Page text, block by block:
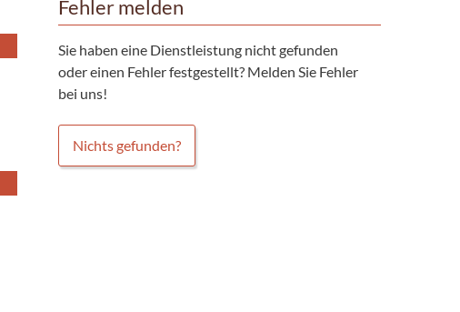
Fehler melden
Sie haben eine Dienstleistung nicht gefunden
oder einen Fehler festgestellt? Melden Sie Fehler
bei uns!
Nichts gefunden?